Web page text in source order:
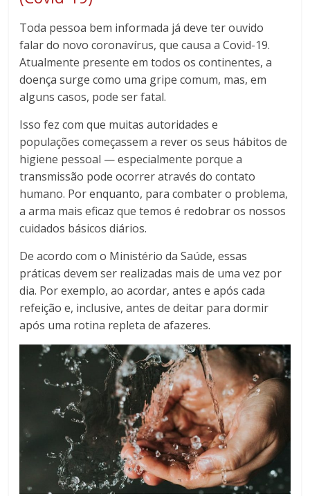
Toda pessoa bem informada já deve ter ouvido
falar do novo coronavírus, que causa a Covid-19.
Atualmente presente em todos os continentes, a
doença surge como uma gripe comum, mas, em
alguns casos, pode ser fatal.
Isso fez com que muitas autoridades e
populações começassem a rever os seus hábitos de
higiene pessoal — especialmente porque a
transmissão pode ocorrer através do contato
humano. Por enquanto, para combater o problema,
a arma mais eficaz que temos é redobrar os nossos
cuidados básicos diários.
De acordo com o Ministério da Saúde, essas
práticas devem ser realizadas mais de uma vez por
dia. Por exemplo, ao acordar, antes e após cada
refeição e, inclusive, antes de deitar para dormir
após uma rotina repleta de afazeres.